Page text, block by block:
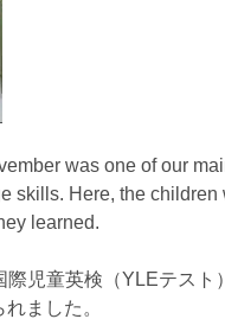
was one of our
skills. Here, the
learned.
児童英検（YLEテス
ました。